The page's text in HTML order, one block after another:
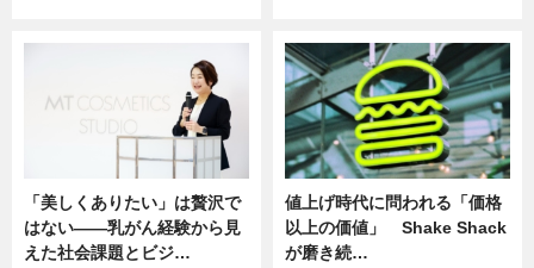
「美しくありたい」は贅沢で
はない――乳がん経験から見
えた社会課題とビジ…
値上げ時代に問われる「価格
以上の価値」 Shake Shack
が磨き続…